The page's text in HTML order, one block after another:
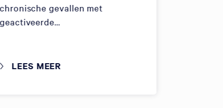
chronische gevallen met
geactiveerde…
LEES MEER